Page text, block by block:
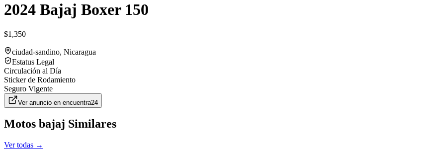
2024 Bajaj Boxer 150
$1,350
ciudad-sandino, Nicaragua
Estatus Legal
Circulación al Día
Sticker de Rodamiento
Seguro Vigente
Ver anuncio en encuentra24
Motos bajaj Similares
Ver todas →